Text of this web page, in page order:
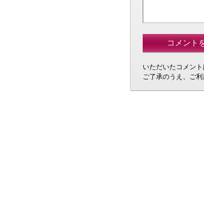
いただいたコメン
ご了承のうえ、ご利